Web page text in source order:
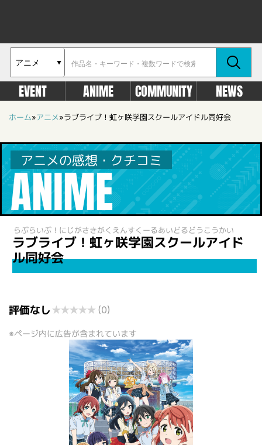
EVENT ANIME COMMUNITY NEWS
ホーム»アニメ»ラブライブ！虹ヶ咲学園スクールアイドル同好会
アニメの感想・クチコミ
ANIME
らぶらいぶ！にじがさきがくえんすくーるあいどるどうこうかい
ラブライブ！虹ヶ咲学園スクールアイド
ル同好会
評価なし★★★★★ (0)
※ページ内に広告が含まれています